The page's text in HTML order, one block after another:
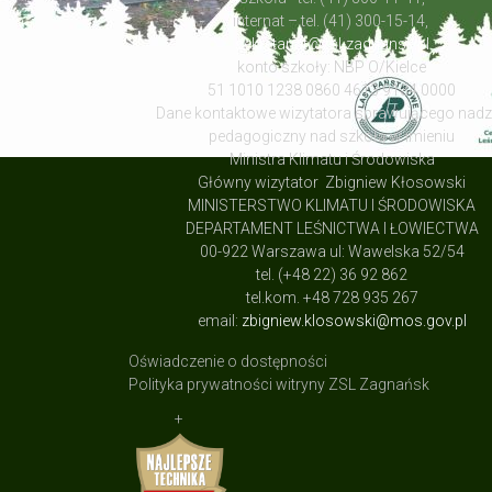
internat – tel. (41) 300-15-14,
sekretariat@zsl-zagnansk.pl
konto szkoły: NBP O/Kielce
51 1010 1238 0860 4613 9134 0000
Dane kontaktowe wizytatora sprawującego
pedagogiczny nad szkołą w imieniu
Ministra Klimatu i Środowiska
Główny wizytator Zbigniew Kłosowski
MINISTERSTWO KLIMATU I ŚRODOWISKA
DEPARTAMENT LEŚNICTWA I ŁOWIECTWA
00-922 Warszawa ul: Wawelska 52/54
tel. (+48 22) 36 92 862
tel.kom. +48 728 935 267
email: zbigniew.klosowski@mos.gov.pl
Oświadczenie o dostępności
Polityka prywatności witryny ZSL Zagnańsk
+